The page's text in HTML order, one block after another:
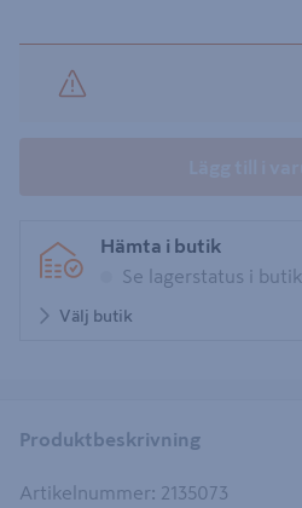
Hämta i butik
Se lagerstatus i butik
Välj butik
Produktbeskrivning
Artikelnummer: 2135073